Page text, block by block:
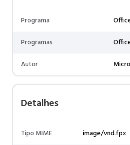
Programa
Programas
Autor
Detalhes
Tipo MIME
image/vnd.fpx